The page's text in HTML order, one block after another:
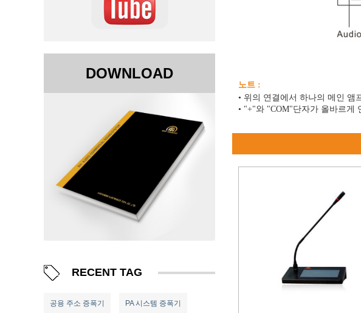
DOWNLOAD
RECENT TAG
공용 주소 증폭기 PA 시스템 증폭기
노트 :
• 위의 연결에서 하나의 메인 앰
• "+"와 "COM"단자가 올바르게